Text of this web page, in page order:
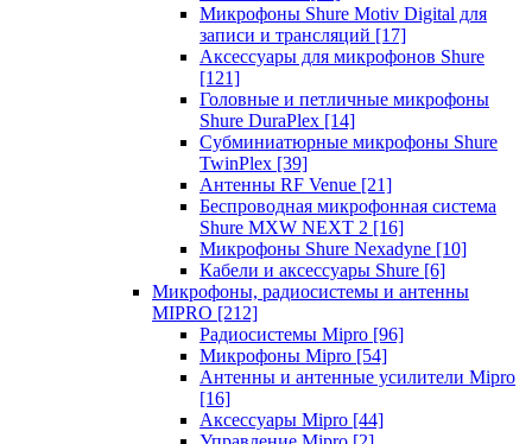
Микрофоны Shure Motiv Digital для
записи и трансляций [17]
Аксессуары для микрофонов Shure
[121]
Головные и петличные микрофоны
Shure DuraPlex [14]
Субминиатюрные микрофоны Shure
TwinPlex [39]
Антенны RF Venue [21]
Беспроводная микрофонная система
Shure MXW NEXT 2 [16]
Микрофоны Shure Nexadyne [10]
Кабели и аксессуары Shure [6]
Микрофоны, радиосистемы и антенны
MIPRO [212]
Радиосистемы Mipro [96]
Микрофоны Mipro [54]
Антенны и антенные усилители Mipro
[16]
Аксессуары Mipro [44]